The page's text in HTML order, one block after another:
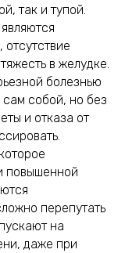
так и тупой.
в желудке.
болезнью
собой, но без
и отказа от
повышенной
перепутать
на
даже при